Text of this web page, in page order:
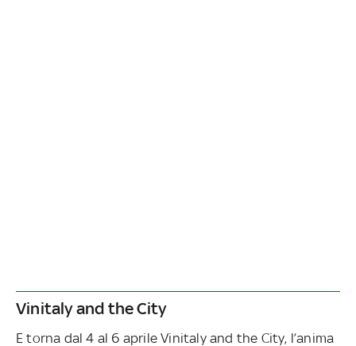
Vinitaly and the City
E torna dal 4 al 6 aprile Vinitaly and the City, l’anima